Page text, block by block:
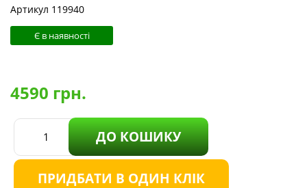
Артикул 119940
Є в наявності
4590 грн.
ДО КОШИКУ
ПРИДБАТИ В ОДИН КЛІК